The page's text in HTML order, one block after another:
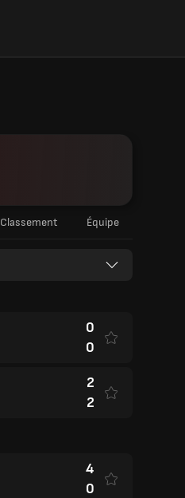
Classement Équipe
0
0
2
2
4
0